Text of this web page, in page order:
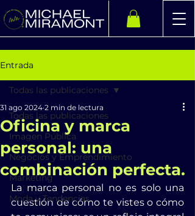
Entrada
Todas las publicaciones
Imagen Pública
Negocios y Emprendimiento
Marketing
Moda y Tendencias
Todas las publicaciones
Oficina y marca
personal: una
combinación perfecta.
31 ago 2024 2 min de lectura
La marca personal no es solo una
cuestión de cómo te vistes o cómo